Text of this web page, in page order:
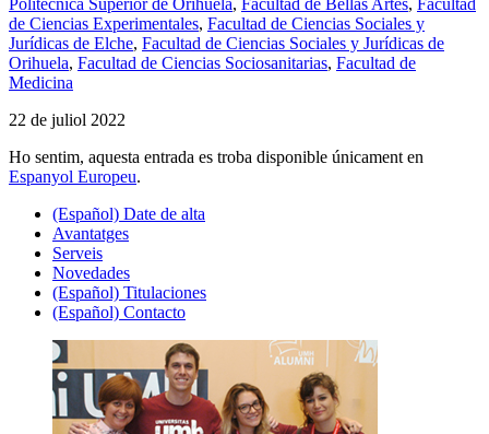
de Ciencias Experimentales, Facultad de Ciencias Sociales y
Jurídicas de Elche, Facultad de Ciencias Sociales y Jurídicas de
Orihuela, Facultad de Ciencias Sociosanitarias, Facultad de
Medicina
22 de juliol 2022
Ho sentim, aquesta entrada es troba disponible únicament en
Espanyol Europeu.
(Español) Date de alta
Avantatges
Serveis
Novedades
(Español) Titulaciones
(Español) Contacto